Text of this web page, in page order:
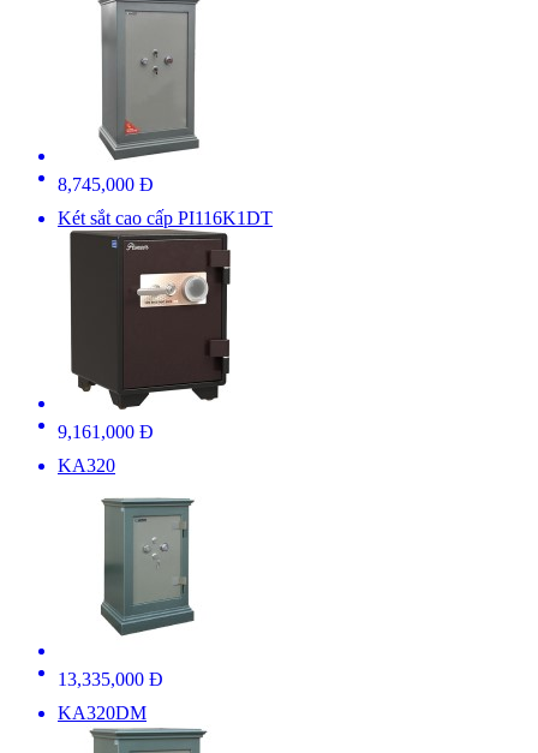
8,745,000 Đ
Két sắt cao cấp PI116K1DT
9,161,000 Đ
KA320
13,335,000 Đ
KA320DM